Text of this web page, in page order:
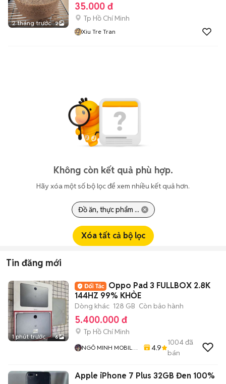
2 tháng trước 2
35.000 đ
Tp Hồ Chí Minh
Xiu Tre Tran
Không còn kết quả phù hợp.
Hãy xóa một số bộ lọc để xem nhiều kết quả hơn.
Đồ ăn, thực phẩm ...
Xóa tất cả bộ lọc
Tin đăng mới
1 phút trước 6
Oppo Pad 3 FULLBOX 2.8K
144HZ 99% KHỎE
Dòng khác 128 GB Còn bảo hành
5.400.000 đ
Tp Hồ Chí Minh
NGÔ MINH MOBILE
4.9
1004đã
bán
Apple iPhone 7 Plus 32GB Đen 100%